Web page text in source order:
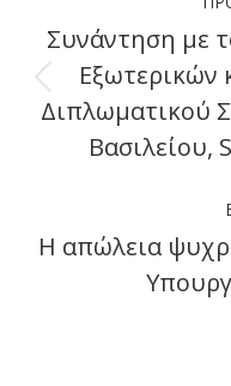
navigation
Συνάντηση με
Εξωτερικών
Διπλωματικού
Βασιλείου,
Η απώλεια